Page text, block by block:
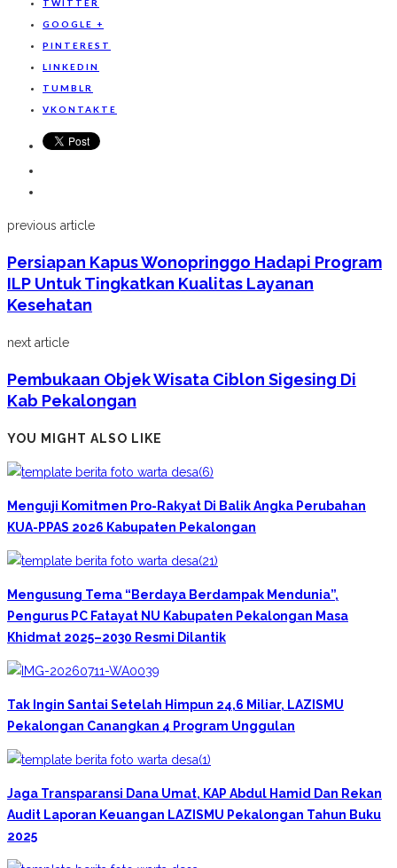
TWITTER
GOOGLE +
PINTEREST
LINKEDIN
TUMBLR
VKONTAKTE
previous article
Persiapan Kapus Wonopringgo Hadapi Program
ILP Untuk Tingkatkan Kualitas Layanan
Kesehatan
next article
Pembukaan Objek Wisata Ciblon Sigesing Di
Kab Pekalongan
YOU MIGHT ALSO LIKE
Menguji Komitmen Pro-Rakyat Di Balik Angka Perubahan
KUA-PPAS 2026 Kabupaten Pekalongan
Mengusung Tema “Berdaya Berdampak Mendunia”,
Pengurus PC Fatayat NU Kabupaten Pekalongan Masa
Khidmat 2025–2030 Resmi Dilantik
Tak Ingin Santai Setelah Himpun 24,6 Miliar, LAZISMU
Pekalongan Canangkan 4 Program Unggulan
Jaga Transparansi Dana Umat, KAP Abdul Hamid Dan Rekan
Audit Laporan Keuangan LAZISMU Pekalongan Tahun Buku
2025